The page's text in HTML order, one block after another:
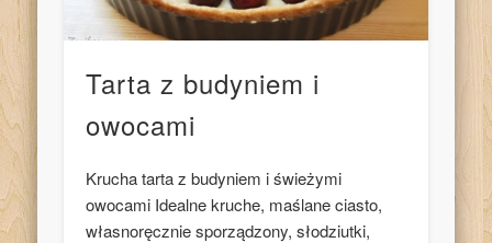
Tarta z budyniem i
owocami
Krucha tarta z budyniem i świeżymi
owocami Idealne kruche, maślane ciasto,
własnoręcznie sporządzony, słodziutki,